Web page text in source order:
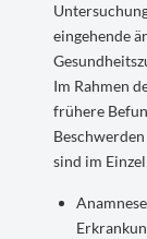
eingehende
Im Rahmen
frühere
sind im